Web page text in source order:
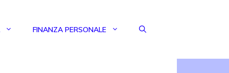
FINANZA PERSONALE